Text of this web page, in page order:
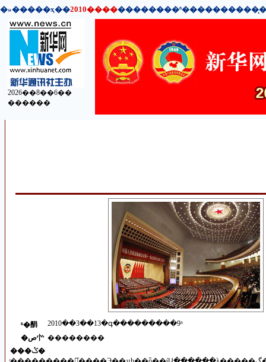
�»�����ҳ��2010������������ʱ����������
2026��8��6��
������